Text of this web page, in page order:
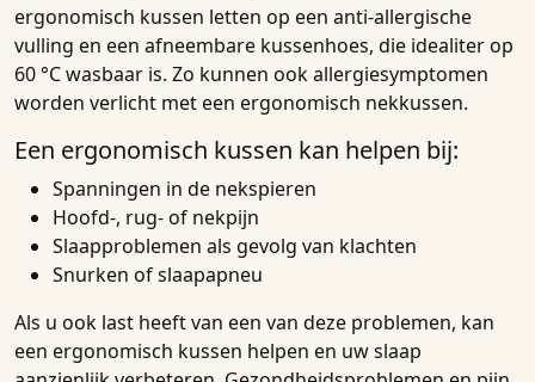
ergonomisch kussen letten op een anti-allergische
vulling en een afneembare kussenhoes, die idealiter op
60 °C wasbaar is. Zo kunnen ook allergiesymptomen
worden verlicht met een ergonomisch nekkussen.
Een ergonomisch kussen kan helpen bij:
Spanningen in de nekspieren
Hoofd-, rug- of nekpijn
Slaapproblemen als gevolg van klachten
Snurken of slaapapneu
Als u ook last heeft van een van deze problemen, kan
een ergonomisch kussen helpen en uw slaap